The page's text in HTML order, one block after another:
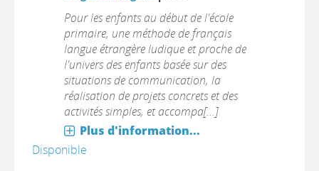
Pour les enfants au début de l'école
primaire, une méthode de français
langue étrangère ludique et proche de
l'univers des enfants basée sur des
situations de communication, la
réalisation de projets concrets et des
activités simples, et accompa[...]
Plus d'information...
Disponible